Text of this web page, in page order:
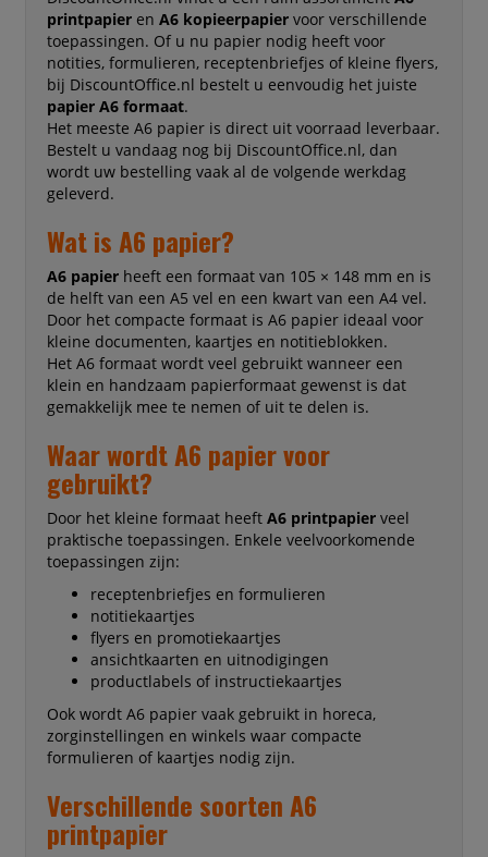
printpapieren A6 kopieerpapiervoor verschillende
toepassingen. Of u nu papier nodig heeft voor
notities, formulieren, receptenbriefjes of kleine flyers,
bij DiscountOffice.nl bestelt u eenvoudig het juiste
papier A6 formaat.
Het meeste A6 papier is direct uit voorraad leverbaar.
Bestelt u vandaag nog bij DiscountOffice.nl, dan
wordt uw bestelling vaak al de volgende werkdag
geleverd.
Wat is A6 papier?
A6 papierheeft een formaat van 105 × 148 mm en is
de helft van een A5 vel en een kwart van een A4 vel.
Door het compacte formaat is A6 papier ideaal voor
kleine documenten, kaartjes en notitieblokken.
Het A6 formaat wordt veel gebruikt wanneer een
klein en handzaam papierformaat gewenst is dat
gemakkelijk mee te nemen of uit te delen is.
Waar wordt A6 papier voor
gebruikt?
Door het kleine formaat heeft A6 printpapierveel
praktische toepassingen. Enkele veelvoorkomende
toepassingen zijn:
receptenbriefjes en formulieren
notitiekaartjes
flyers en promotiekaartjes
ansichtkaarten en uitnodigingen
productlabels of instructiekaartjes
Ook wordt A6 papier vaak gebruikt in horeca,
zorginstellingen en winkels waar compacte
formulieren of kaartjes nodig zijn.
Verschillende soorten A6
printpapier